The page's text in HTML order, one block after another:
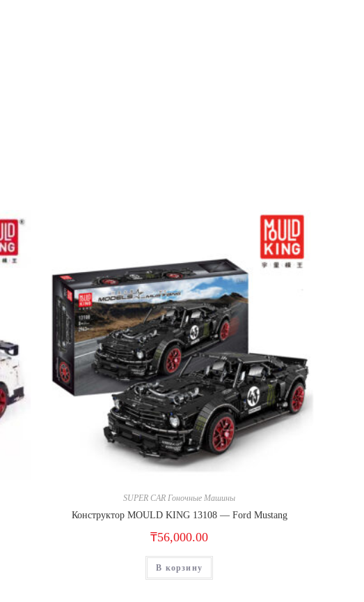
SUPER CAR Гоночные Машины
Конструктор MOULD KING 13108 — Ford Mustang
₸56,000.00
В корзину